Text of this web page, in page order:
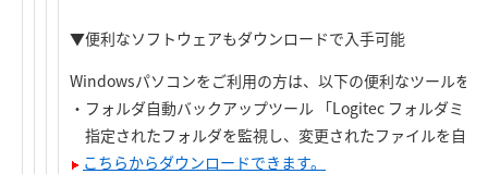
▼便利なソフトウェアもダウンロードで入手可能
Windowsパソコンをご利用の方は、以下の便利なツールを
・フォルダ自動バックアップツール 「Logitec フォルダミラ
指定されたフォルダを監視し、変更されたファイルを自動
こちらからダウンロードできます。